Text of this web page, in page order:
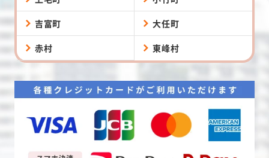
吉富町 大任町
赤村 東峰村